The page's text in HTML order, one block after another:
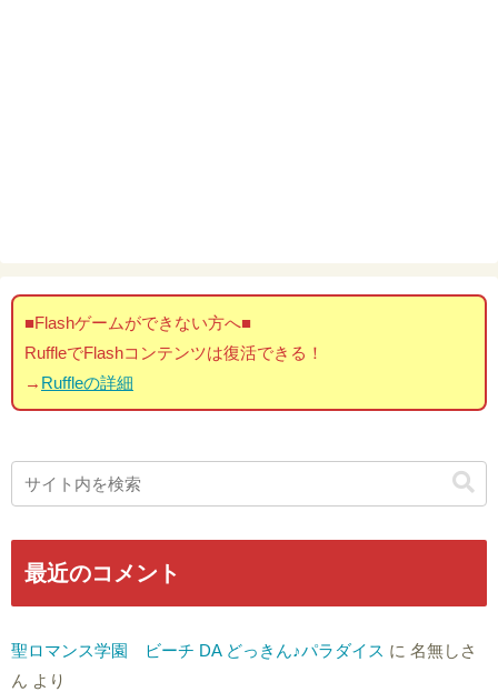
■Flashゲームができない方へ■
RuffleでFlashコンテンツは復活できる！
→ Ruffleの詳細
最近のコメント
聖ロマンス学園 ビーチ DA どっきん♪パラダイス に 名無しさ
ん より